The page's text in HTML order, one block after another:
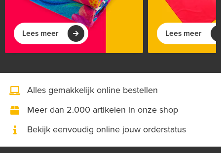
Lees meer Lees meer
Alles gemakkelijk online bestellen
Meer dan 2.000 artikelen in onze shop
Bekijk eenvoudig online jouw orderstatus